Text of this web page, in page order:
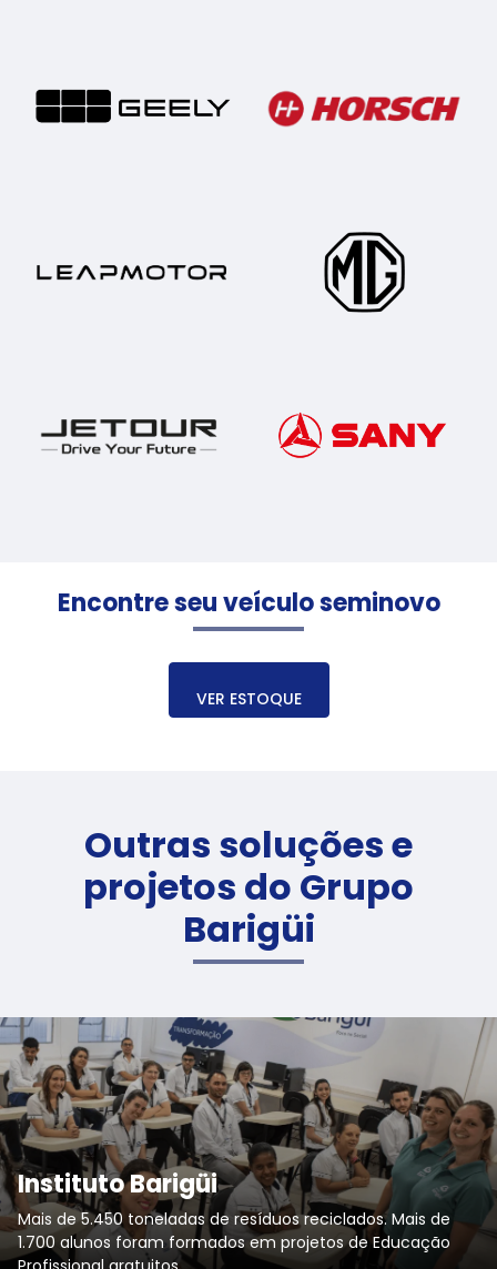
Encontre seu veículo seminovo
VER ESTOQUE
Outras soluções e
projetos do Grupo
Barigüi
Instituto Barigüi
Mais de 5.450 toneladas de resíduos reciclados. Mais de
1.700 alunos foram formados em projetos de Educação